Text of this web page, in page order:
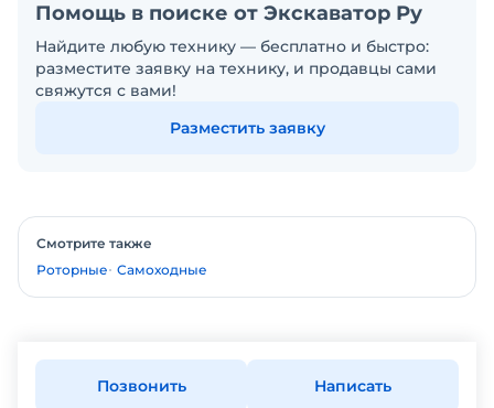
Помощь в поиске от Экскаватор Ру
Найдите любую технику — бесплатно и быстро:
разместите заявку на технику, и продавцы сами
свяжутся с вами!
Разместить заявку
Смотрите также
Роторные Самоходные
Позвонить Написать